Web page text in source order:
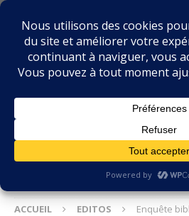
LE BLOG DU BIBLIOPHILE, DES
ACCUEIL EDITOS
Enquête